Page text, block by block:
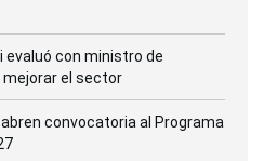
evaluó con ministro de
mejorar el sector
convocatoria al Programa